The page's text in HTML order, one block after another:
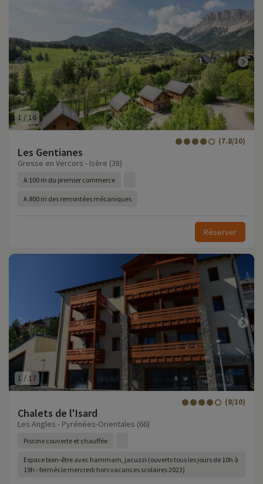
1 /16
Les Gentianes
(7.8/10)
Gresse en Vercors - Isère (38)
A 100 m du premier commerce
A 800 m des remontées mécaniques
Réserver
1 / 17
Chalets de l'Isard
(8/10)
Les Angles - Pyrénées-Orientales (66)
Piscine couverte et chauffée
Espace bien-être avec hammam, jacuzzi (ouverts tous les jours de 10h à
19h - fermés le mercredi hors vacances scolaires 2023)